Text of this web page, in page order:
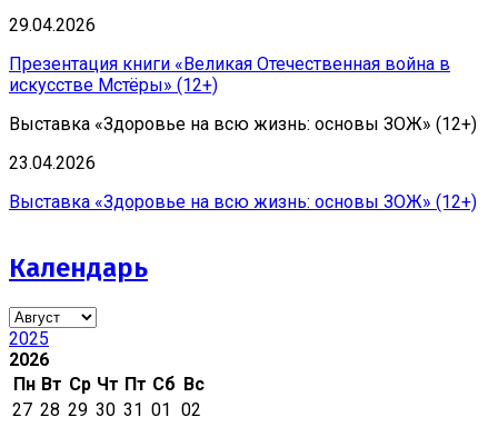
29.04.2026
Презентация книги «Великая Отечественная война в
искусстве Мстёры» (12+)
Выставка «Здоровье на всю жизнь: основы ЗОЖ» (12+)
23.04.2026
Выставка «Здоровье на всю жизнь: основы ЗОЖ» (12+)
Календарь
2025
2026
Пн Вт Ср Чт Пт Сб Вс
27 28 29 30 31 01 02